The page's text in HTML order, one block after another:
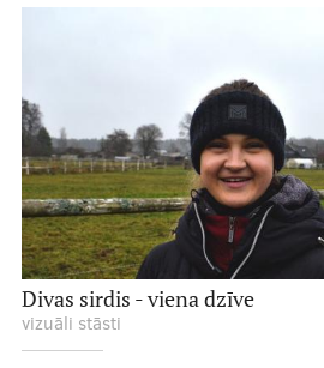
Divas sirdis - viena dzīve
vizuāli stāsti